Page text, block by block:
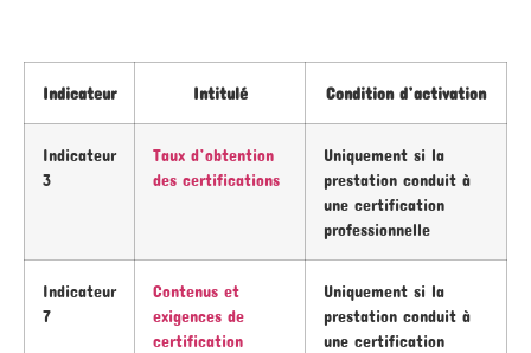
Indicateur Intitulé Condition d’activation
Indicateur
3
Taux d’obtention
des certifications
Uniquement si la
prestation conduit à
une certification
professionnelle
Indicateur
7
Contenus et
exigences de
certification
Uniquement si la
prestation conduit à
une certification